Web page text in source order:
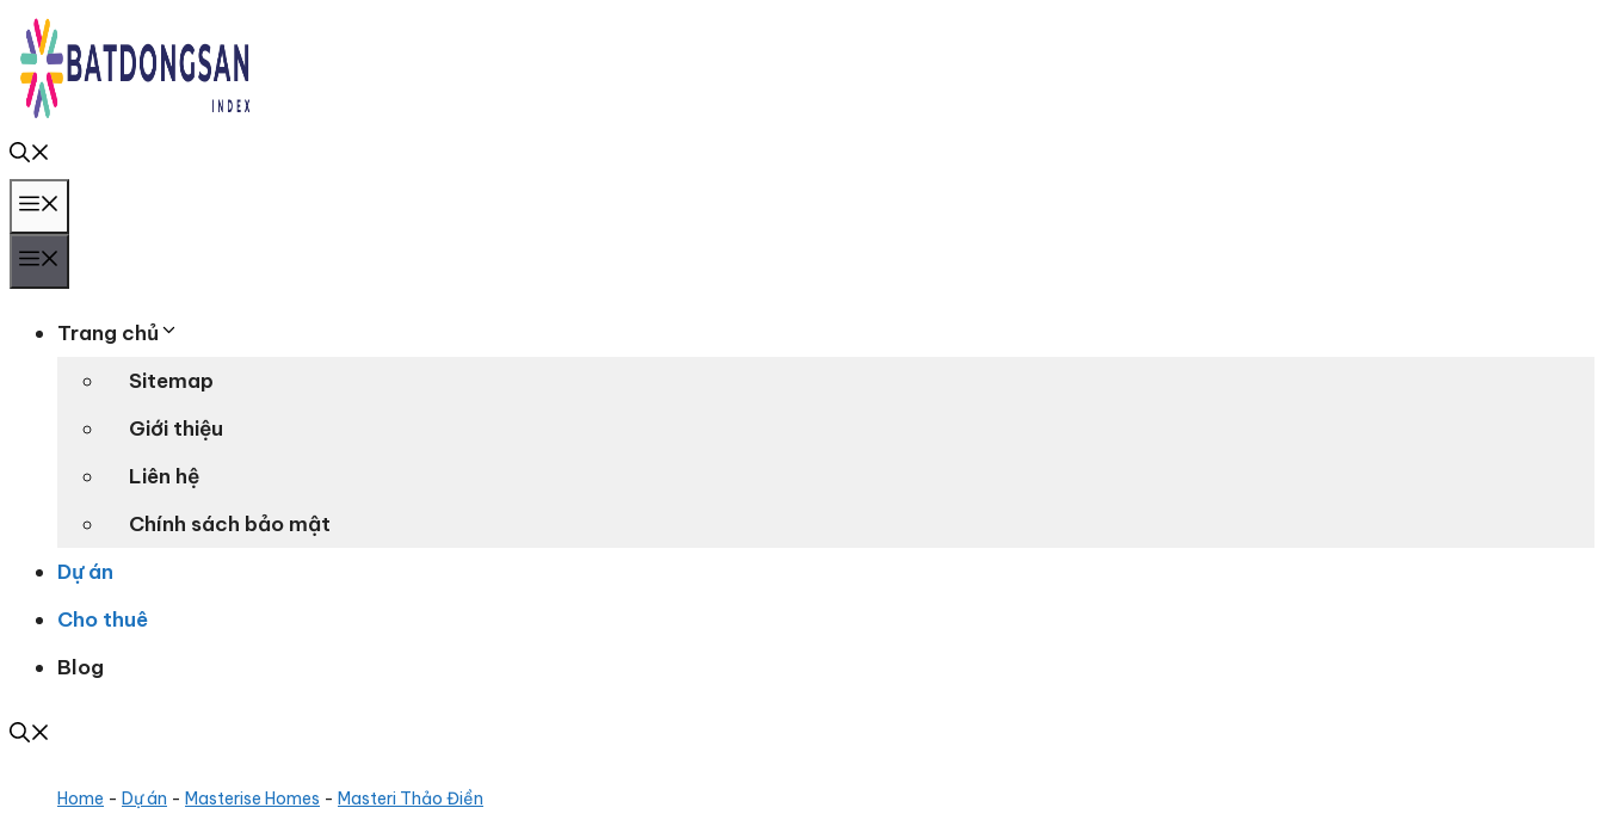
Chuyển
đến
nội
dung
Trang chủ
Sitemap
Giới thiệu
Liên hệ
Chính sách bảo mật
Dự án
Cho thuê
Blog
Home - Dự án - Masterise Homes - Masteri Thảo Điền